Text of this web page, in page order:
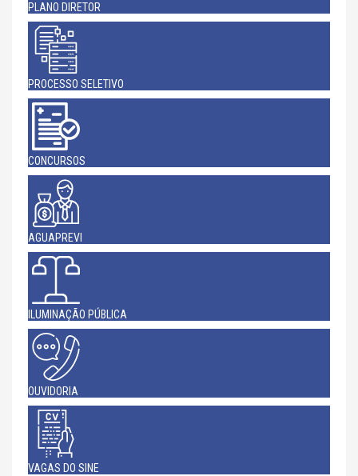
PLANO DIRETOR
PROCESSO SELETIVO
CONCURSOS
AGUAPREVI
ILUMINAÇÃO PÚBLICA
OUVIDORIA
VAGAS DO SINE